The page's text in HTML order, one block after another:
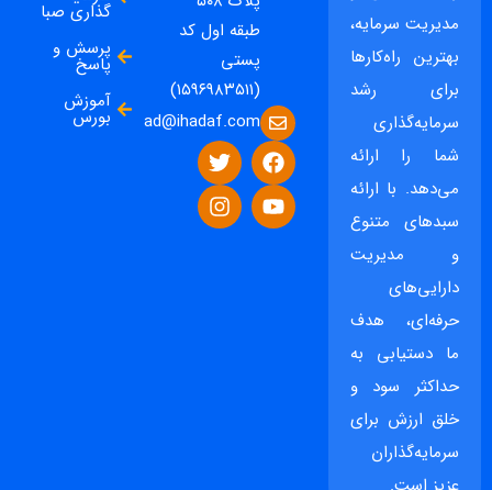
مدیریت سرمایه،
بهترین راه‌کارها
برای رشد
سرمایه‌گذاری
شما را ارائه
می‌دهد. با ارائه
سبدهای متنوع
و مدیریت
دارایی‌های
حرفه‌ای، هدف
ما دستیابی به
حداکثر سود و
خلق ارزش برای
سرمایه‌گذاران
طبقه اول کد
پستی
(۱۵۹۶۹۸۳۵۱۱)
ad@ihadaf.com
گذاری صبا
پرسش و
پاسخ
آموزش
بورس